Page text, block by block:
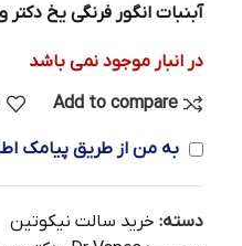
آبنبات انگور فرنگی یخ دکتر
در انبار موجود نمی باشد
Add to compare
به من از طریق پیامک
دسته: خرید سالت نیکوتین